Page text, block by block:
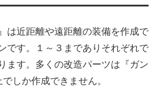
は近距離や遠距離の装備を作成で
です。１～３までありそれぞれで
ます。多くの改造パーツは『ガン
しか作成できません。